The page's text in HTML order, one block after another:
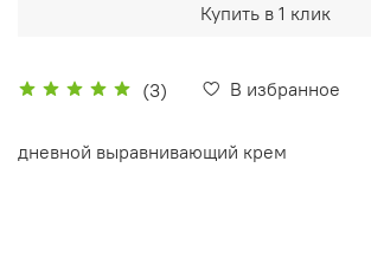
(3) В избранное
Купить в 1 клик
дневной выравнивающий крем